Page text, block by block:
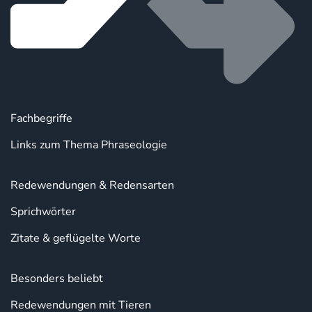
Fachbegriffe
Links zum Thema Phraseologie
Redewendungen & Redensarten
Sprichwörter
Zitate & geflügelte Worte
Besonders beliebt
Redewendungen mit Tieren